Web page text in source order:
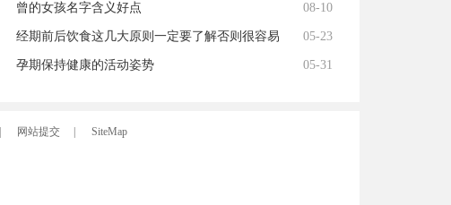
2023年
曾的女孩名字含义好点 08-10
经期前后饮食这几大原则一定要了解否则很容易
导致子宫生病
05-23
孕期保持健康的活动姿势 05-31
网站提交 SiteMap